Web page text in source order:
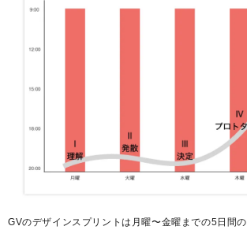
GVのデザインスプリントは月曜〜金曜までの5日間